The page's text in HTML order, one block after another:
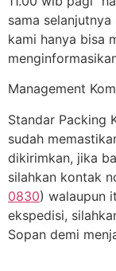
sama
kami hanya bisa
Management
Standar Packing
sudah
dikirimkan, jika
silahkan kontak
0830) walaupun
ekspedisi,
Sopan demi